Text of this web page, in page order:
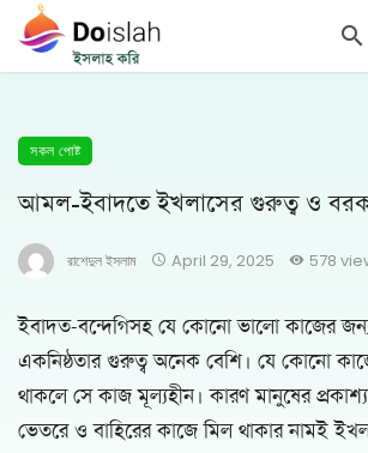
সকল পোষ্ট
আমল-ইবাদতে ইখলাসের গুরুত্ব ও
রাশেদুল ইসলাম April 29, 2025 578
ইবাদত-বন্দেগিসহ যে কোনো ভালো কাজের
একনিষ্ঠতার গুরুত্ব অনেক বেশি। যে কোনো
থাকলে সে কাজ মূল্যহীন। কারণ মানুষের
ভেতরে ও বাহিরের কাজে মিল থাকার নামই